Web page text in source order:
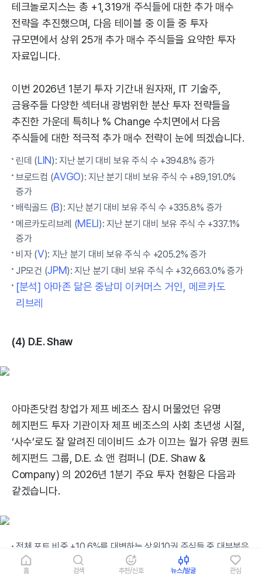
홈 검색 추천/신호 뉴스/발굴 관심
테크놀로지스는 총 +1,319개 주식들에 대한 추가 매수
전략을 추진했으며, 다음 테이블 중 이들 중 투자
규모면에서 상위 25개 추가 매수 주식들을 요약한 투자
자료입니다.
이번 2026년 1분기 투자 기간내 원자재, IT 기술주,
금융주들 다양한 섹터내 광범위한 분산 투자 전략들을
추진한 가운데 특히나 % Change 수치면에서 다음
주식들에 대한 적극적 추가 매수 전략이 눈에 띄겠습니다.
린데 (LIN): 지난 분기 대비 보유 주식 수 +394.8% 증가
브로드컴 (AVGO): 지난 분기 대비 보유 주식 수 +89,191.0%
증가
배릭골드 (B): 지난 분기 대비 보유 주식 수 +335.8% 증가
메르카도리브레 (MELI): 지난 분기 대비 보유 주식 수 +337.1%
증가
비자 (V): 지난 분기 대비 보유 주식 수 +205.2% 증가
JP모건 (JPM): 지난 분기 대비 보유 주식 수 +32,663.0% 증가
[분석] 아마존 닮은 중남미 이커머스 거인, 메르카도
리브레
(4) D.E. Shaw
아마존닷컴 창업가 제프 베조스 잠시 머물었던 유명
헤지펀드 투자 기관이자 제프 베조스의 사회 초년생 시절,
‘사수’로도 잘 알려진 데이비드 쇼가 이끄는 월가 유명 퀀트
헤지펀드 그룹, D.E. 쇼 앤 컴퍼니 (D.E. Shaw &
Company) 의 2026년 1분기 주요 투자 현황은 다음과
같겠습니다.
전체 포트 비중 +10.6%를 대변하는 상위10권 주식들 중 대부분은
IT 기술주들로 구성됩니다.
흥미로운 점은 기업 펀더멘털 실적 지표에 기반을 둔 버크셔